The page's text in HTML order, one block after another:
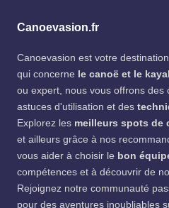
Canoevasion.fr
Canoevasion est votre
qui concerne le canoë et le
ou expert, nous vous offrons des
astuces d'utilisation et des
Explorez les meilleurs spots de
et ailleurs grâce à nos
vous aider à choisir le bon
compétences et à découvrir de
Rejoignez notre communauté
pour des aventures inoubliables